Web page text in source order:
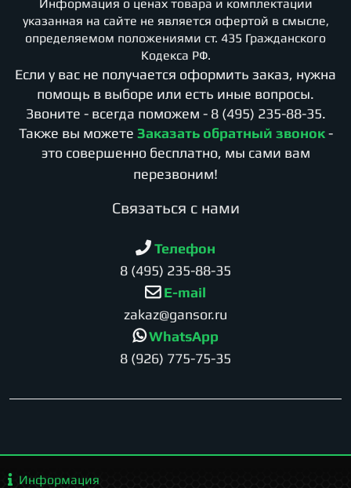
Информация о ценах товара и комплектации
указанная на сайте не является офертой в смысле,
определяемом положениями ст. 435 Гражданского
Кодекса РФ.
Если у вас не получается оформить заказ, нужна
помощь в выборе или есть иные вопросы.
Звоните - всегда поможем - 8 (495) 235-88-35.
Также вы можете Заказать обратный звонок -
это совершенно бесплатно, мы сами вам
перезвоним!
Cвязаться с нами
Телефон
8 (495) 235-88-35
E-mail
zakaz@gansor.ru
WhatsApp
8 (926) 775-75-35
Информация